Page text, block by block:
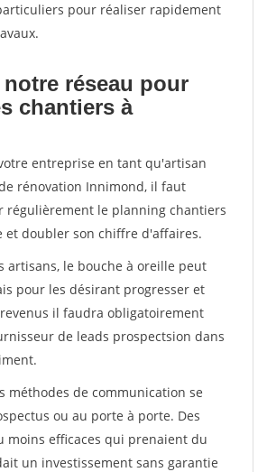
pour réaliser rapidement
réseau pour
chantiers à
entreprise en tant qu'artisan
rénovation Innimond, il faut
régulièrement le planning chantiers
et doubler son chiffre d'affaires.
artisans, le bouche à oreille peut
pour les désirant progresser et
il faudra obligatoirement
de leads prospectsion dans
méthodes de communication se
ou au porte à porte. Des
moins efficaces qui prenaient du
un investissement sans garantie